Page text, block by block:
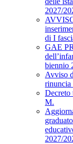
2027/
di I
GAE
biennio
Avviso
rinuncia
Decreto
M.
2027/